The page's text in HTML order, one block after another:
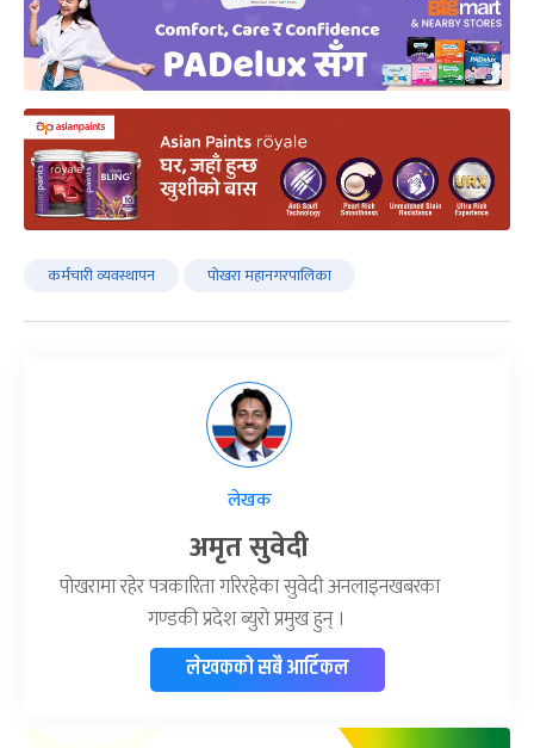
कर्मचारी व्यवस्थापन पोखरा महानगरपालिका
लेखक
अमृत सुवेदी
पोखरामा रहेर पत्रकारिता गरिरहेका सुवेदी अनलाइनखबरका
गण्डकी प्रदेश ब्युरो प्रमुख हुन् ।
लेखकको सबै आर्टिकल